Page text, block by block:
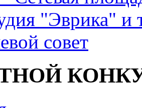
"Эврика" и
совет